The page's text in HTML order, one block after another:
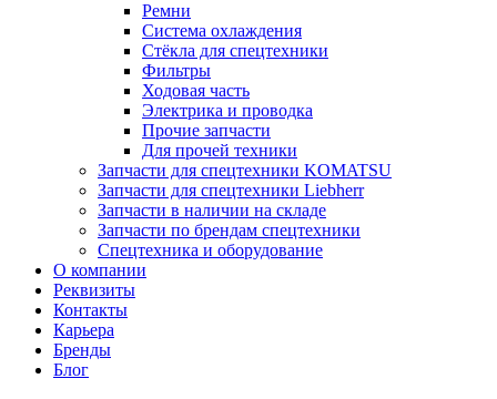
Ремни
Система охлаждения
Стёкла для спецтехники
Фильтры
Ходовая часть
Электрика и проводка
Прочие запчасти
Для прочей техники
Запчасти для спецтехники KOMATSU
Запчасти для спецтехники Liebherr
Запчасти в наличии на складе
Запчасти по брендам спецтехники
Спецтехника и оборудование
О компании
Реквизиты
Контакты
Карьера
Бренды
Блог